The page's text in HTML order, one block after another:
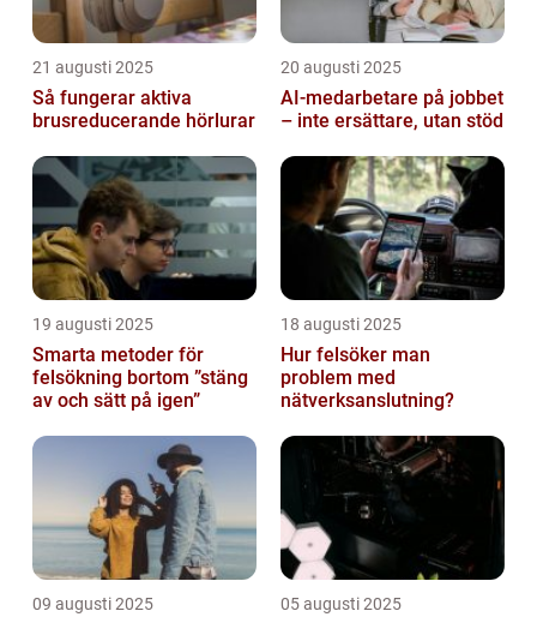
21 augusti 2025
Så fungerar aktiva
brusreducerande hörlurar
20 augusti 2025
AI‑medarbetare på jobbet
– inte ersättare, utan stöd
19 augusti 2025
Smarta metoder för
felsökning bortom ”stäng
av och sätt på igen”
18 augusti 2025
Hur felsöker man
problem med
nätverksanslutning?
09 augusti 2025 05 augusti 2025